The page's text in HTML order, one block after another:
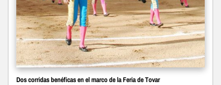
Dos corridas benéficas en el marco de la Feria de Tovar